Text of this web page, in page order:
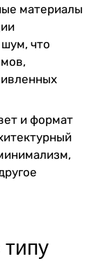
материалы
что
и формат